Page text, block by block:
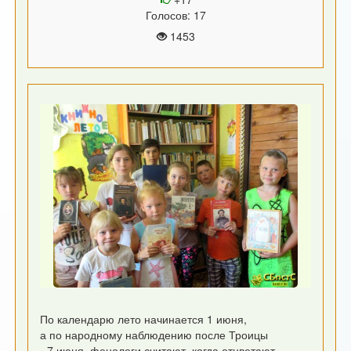
Голосов: 17
1453
По календарю лето начинается 1 июня,
а по народному наблюдению после Троицы